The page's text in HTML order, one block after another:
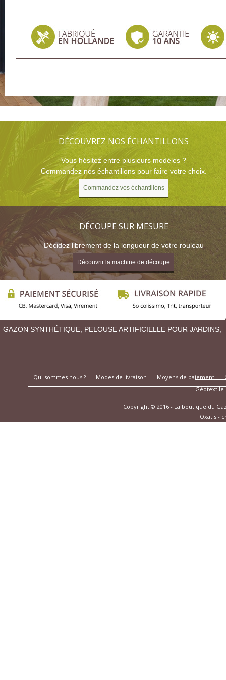
DÉCOUVREZ NOS ÉCHANTILLONS
Vous hésitez entre plusieurs modèles ?
Commandez nos échantillons pour faire votre choix.
Commandez vos échantillons
DÉCOUPE SUR MESURE
Décidez librement de la longueur de votre rouleau
Découvrir la machine de découpe
GAZON SYNTHÉTIQUE, PELOUSE ARTIFICIELLE POUR JARDINS,
Qui sommes nous ? Modes de livraison Moyens de paiement
Géotextile
Copyright © 2016 - La boutique du
Oxatis -